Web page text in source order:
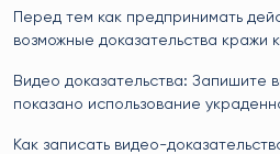
Перед тем как предпринимать
возможные доказательства кражи
Видео доказательства: Запишите
показано использование
Как записать видео-